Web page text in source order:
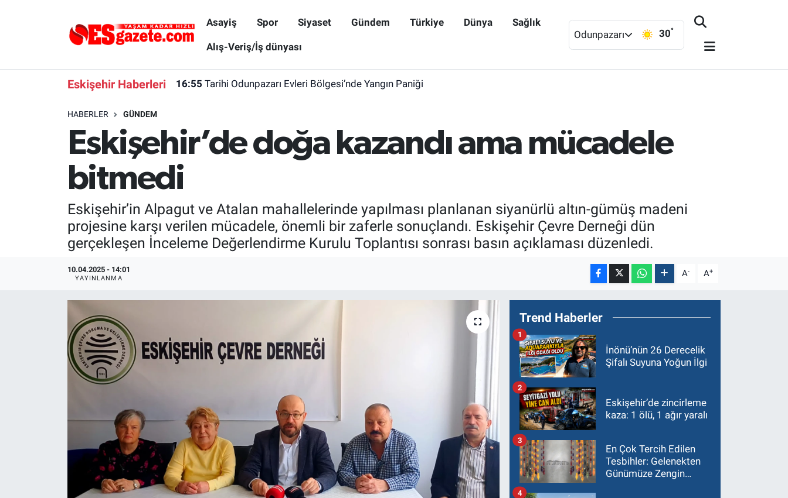
Asayiş Spor Siyaset Gündem Türkiye Dünya Sağlık
Alış-Veriş/İş dünyası
Odunpazarı 30°
Eskişehir Haberleri 16:55 Tarihi Odunpazarı Evleri Bölgesi’nde Yangın Paniği
HABERLER GÜNDEM
Eskişehir’de doğa kazandı ama mücadele
bitmedi
Eskişehir’in Alpagut ve Atalan mahallelerinde yapılması planlanan siyanürlü altın-gümüş madeni
projesine karşı verilen mücadele, önemli bir zaferle sonuçlandı. Eskişehir Çevre Derneĝi dün
gerçekleşen İnceleme Değerlendirme Kurulu Toplantısı sonrası basın açıklaması düzenledi.
10.04.2025 - 14:01
YAYINLANMA A- A+
Trend Haberler
İnönü’nün 26 Derecelik
Şifalı Suyuna Yoğun İlgi
1
Eskişehir’de zincirleme
kaza: 1 ölü, 1 ağır yaralı
2
En Çok Tercih Edilen
Tesbihler: Gelenekten
Günümüze Zengin
3
4
Alış-Veriş/İş dünyası
Eskişehirspor Arşivi
Eskişehir Arşivi
Ekonomi
Kültür Sanat
Kütahya
Eskişehir Nöbetçi Eczaneler
Süper Lig Puan Durumu ve Fikstür
Tüm Manşetler
Haber Arşivi